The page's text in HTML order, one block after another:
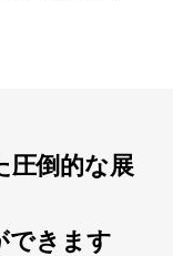
圧倒的な展
できます